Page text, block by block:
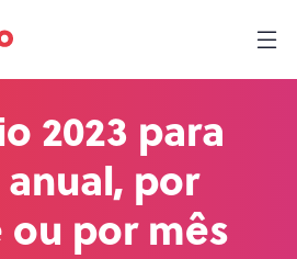
2023 para
por
por mês